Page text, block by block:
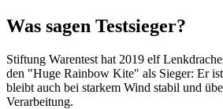
Was sagen Testsieger?
Stiftung Warentest hat 2019 elf
den "Huge Rainbow Kite" als Sieger: Er
bleibt auch bei starkem Wind stabil und
Verarbeitung.